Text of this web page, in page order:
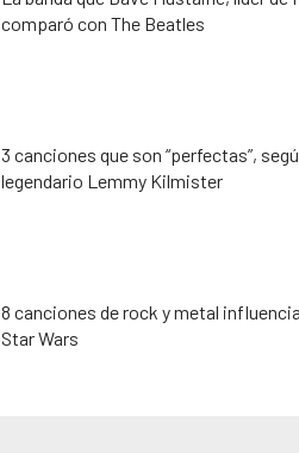
comparó con The Beatles
3 canciones que son “perfectas”,
legendario Lemmy Kilmister
8 canciones de rock y metal
Star Wars